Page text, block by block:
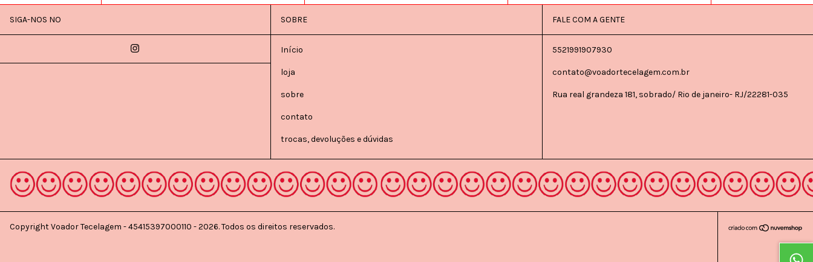
SIGA-NOS NO SOBRE
Início
loja
sobre
contato
trocas, devoluções e dúvidas
FALE COM A GENTE
5521991907930
contato@voadortecelagem.com.br
Rua real grandeza 181, sobrado/ Rio de janeiro- RJ/22281-035
Copyright Voador Tecelagem - 45415397000110 - 2026. Todos os direitos reservados.